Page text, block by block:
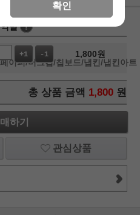
별 !
이퍼/머그컵/칩보드/냅킨/냅킨아트
+1 -1 1,800원
총 상품 금액 1,800 원
하기
관심상품
확인